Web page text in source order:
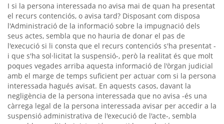
I si la persona interessada no avisa mai de quan ha presentat
el recurs contenciós, o avisa tard? Disposant com disposa
l'Administració de la informació sobre la impugnació dels
seus actes, sembla que no hauria de donar el pas de
l'execució si li consta que el recurs contenciós s'ha presentat -
i que s'ha sol·licitat la suspensió-, però la realitat és que molt
poques vegades arriba aquesta informació de l'òrgan judicial
amb el marge de temps suficient per actuar com si la persona
interessada hagués avisat. En aquests casos, davant la
negligència de la persona interessada que no avisa -és una
càrrega legal de la persona interessada avisar per accedir a la
suspensió administrativa de l'execució de l'acte-, sembla